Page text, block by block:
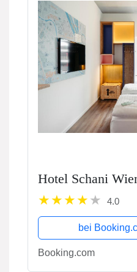
Hotel Schani
4.0
bei
Booking.com